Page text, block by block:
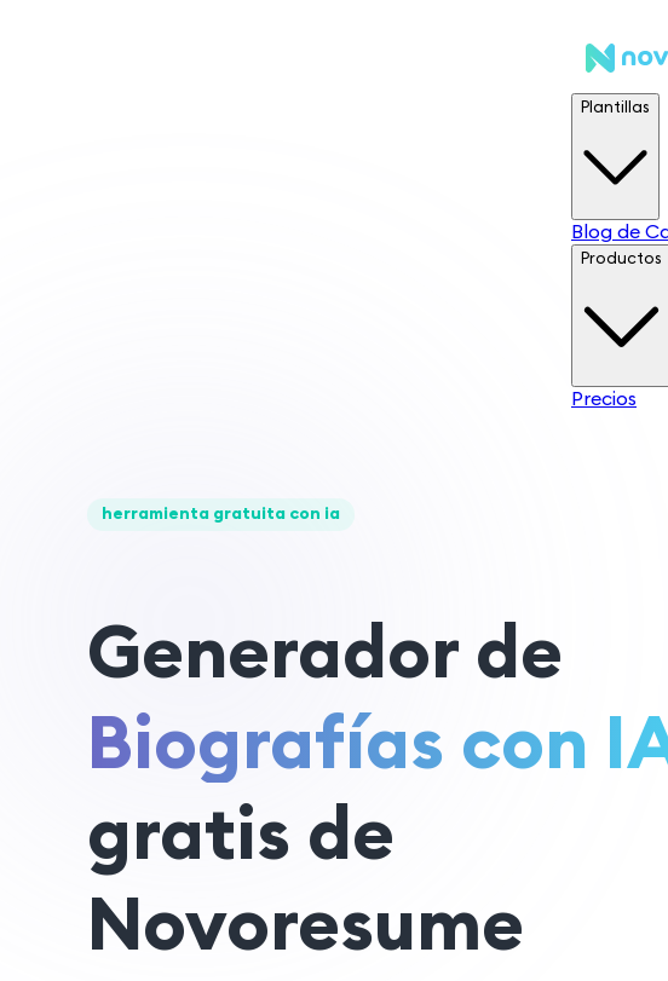
Plantillas
Blog de
Productos
Precios
herramienta gratuita con ia
Generador de
Biografías con
gratis de
Novoresume